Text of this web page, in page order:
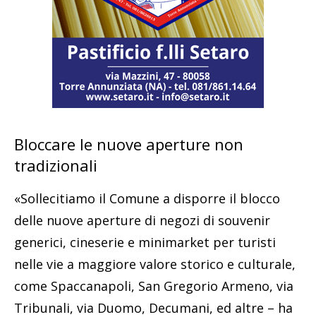
Bloccare le nuove aperture non
tradizionali
«Sollecitiamo il Comune a disporre il blocco
delle nuove aperture di negozi di souvenir
generici, cineserie e minimarket per turisti
nelle vie a maggiore valore storico e culturale,
come Spaccanapoli, San Gregorio Armeno, via
Tribunali, via Duomo, Decumani, ed altre – ha